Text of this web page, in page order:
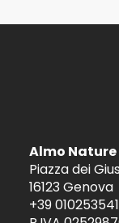
Almo Nature
Piazza dei
16123 Genova
+39 010253541